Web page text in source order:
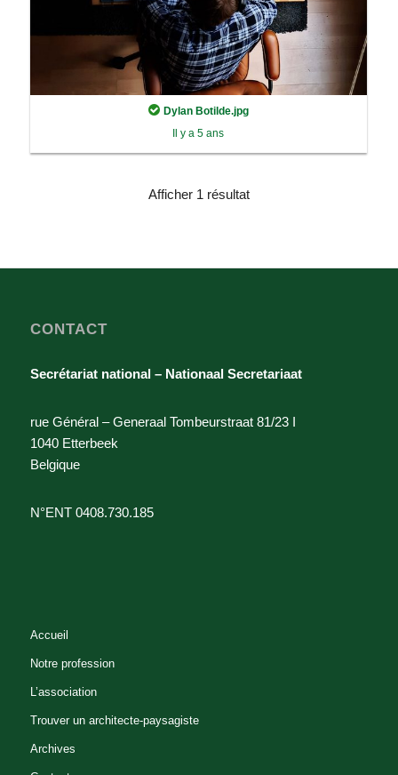
Dylan Botilde.jpg
Il y a 5 ans
Afficher 1 résultat
CONTACT
Secrétariat national – Nationaal Secretariaat
rue Général – Generaal Tombeurstraat 81/23 I
1040 Etterbeek
Belgique
N°ENT 0408.730.185
Accueil
Notre profession
L’association
Trouver un architecte-paysagiste
Archives